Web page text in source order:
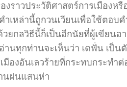
งราวประวัติศาสตร์การเมือง
คำเหล่านี้ถูกวนเวียนเพื่อใช้ตอบ
ยกลวิธีนี้ก็เป็นอีกนัยที่ผู้เขียนอ
นทุกท่านจะเห็นว่า เดฟั่น เป็
องอันเลวร้ายที่กระทบกระทำ
นฝนแสนห่า